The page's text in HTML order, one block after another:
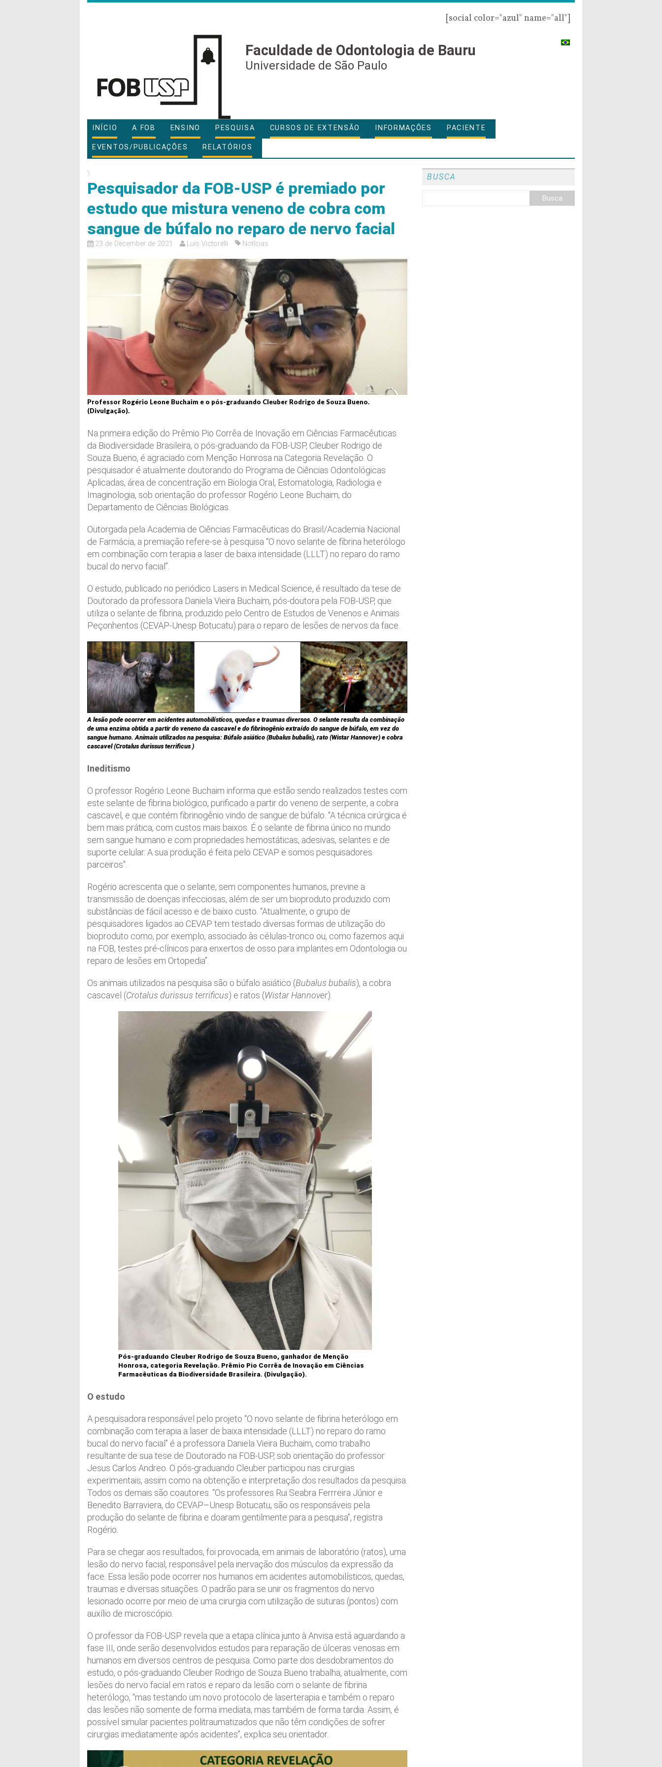
[social color="azul" name="all"]
Faculdade de Odontologia de Bauru
Universidade de São Paulo
INÍCIO A FOB ENSINO PESQUISA CURSOS DE EXTENSÃO INFORMAÇÕES PACIENTE
EVENTOS/PUBLICAÇÕES RELATÓRIOS
\
Pesquisador da FOB-USP é premiado por
estudo que mistura veneno de cobra com
sangue de búfalo no reparo de nervo facial
23 de December de 2021 Luís Victorelli Notícias
Professor Rogério Leone Buchaim e o pós-graduando Cleuber Rodrigo de Souza Bueno.
(Divulgação).
Na primeira edição do Prêmio Pio Corrêa de Inovação em Ciências Farmacêuticas
da Biodiversidade Brasileira, o pós-graduando da FOB-USP, Cleuber Rodrigo de
Souza Bueno, é agraciado com Menção Honrosa na Categoria Revelação. O
pesquisador é atualmente doutorando do Programa de Ciências Odontológicas
Aplicadas, área de concentração em Biologia Oral, Estomatologia, Radiologia e
Imaginologia, sob orientação do professor Rogério Leone Buchaim, do
Departamento de Ciências Biológicas.
Outorgada pela Academia de Ciências Farmacêuticas do Brasil/Academia Nacional
de Farmácia, a premiação refere-se à pesquisa “O novo selante de fibrina heterólogo
em combinação com terapia a laser de baixa intensidade (LLLT) no reparo do ramo
bucal do nervo facial”.
O estudo, publicado no periódico Lasers in Medical Science, é resultado da tese de
Doutorado da professora Daniela Vieira Buchaim, pós-doutora pela FOB-USP, que
utiliza o selante de fibrina, produzido pelo Centro de Estudos de Venenos e Animais
Peçonhentos (CEVAP-Unesp Botucatu) para o reparo de lesões de nervos da face.
A lesão pode ocorrer em acidentes automobilísticos, quedas e traumas diversos. O selante resulta da combinação
de uma enzima obtida a partir do veneno da cascavel e do fibrinogênio extraído do sangue de búfalo, em vez do
sangue humano. Animais utilizados na pesquisa: Búfalo asiático (Bubalus bubalis), rato (Wistar Hannover) e cobra
cascavel (Crotalus durissus terrificus )
Ineditismo
O professor Rogério Leone Buchaim informa que estão sendo realizados testes com
este selante de fibrina biológico, purificado a partir do veneno de serpente, a cobra
cascavel, e que contém fibrinogênio vindo de sangue de búfalo. “A técnica cirúrgica é
bem mais prática, com custos mais baixos. É o selante de fibrina único no mundo
sem sangue humano e com propriedades hemostáticas, adesivas, selantes e de
suporte celular. A sua produção é feita pelo CEVAP e somos pesquisadores
parceiros”.
Rogério acrescenta que o selante, sem componentes humanos, previne a
transmissão de doenças infecciosas, além de ser um bioproduto produzido com
substâncias de fácil acesso e de baixo custo. “Atualmente, o grupo de
pesquisadores ligados ao CEVAP tem testado diversas formas de utilização do
bioproduto como, por exemplo, associado às células-tronco ou, como fazemos aqui
na FOB, testes pré-clínicos para enxertos de osso para implantes em Odontologia ou
reparo de lesões em Ortopedia”.
Os animais utilizados na pesquisa são o búfalo asiático (Bubalus bubalis), a cobra
cascavel (Crotalus durissus terrificus) e ratos (Wistar Hannover).
Pós-graduando Cleuber Rodrigo de Souza Bueno, ganhador de Menção
Honrosa, categoria Revelação. Prêmio Pio Corrêa de Inovação em Ciências
Farmacêuticas da Biodiversidade Brasileira. (Divulgação).
O estudo
A pesquisadora responsável pelo projeto “O novo selante de fibrina heterólogo em
combinação com terapia a laser de baixa intensidade (LLLT) no reparo do ramo
bucal do nervo facial” é a professora Daniela Vieira Buchaim, como trabalho
resultante de sua tese de Doutorado na FOB-USP, sob orientação do professor
Jesus Carlos Andreo. O pós-graduando Cleuber participou nas cirurgias
experimentais, assim como na obtenção e interpretação dos resultados da pesquisa.
Todos os demais são coautores. “Os professores Rui Seabra Ferrreira Júnior e
Benedito Barraviera, do CEVAP–Unesp Botucatu, são os responsáveis pela
produção do selante de fibrina e doaram gentilmente para a pesquisa”, registra
Rogério.
Para se chegar aos resultados, foi provocada, em animais de laboratório (ratos), uma
lesão do nervo facial, responsável pela inervação dos músculos da expressão da
face. Essa lesão pode ocorrer nos humanos em acidentes automobilísticos, quedas,
traumas e diversas situações. O padrão para se unir os fragmentos do nervo
lesionado ocorre por meio de uma cirurgia com utilização de suturas (pontos) com
auxílio de microscópio.
O professor da FOB-USP revela que a etapa clínica junto à Anvisa está aguardando a
fase III, onde serão desenvolvidos estudos para reparação de úlceras venosas em
humanos em diversos centros de pesquisa. Como parte dos desdobramentos do
estudo, o pós-graduando Cleuber Rodrigo de Souza Bueno trabalha, atualmente, com
lesões do nervo facial em ratos e reparo da lesão com o selante de fibrina
heterólogo, “mas testando um novo protocolo de laserterapia e também o reparo
das lesões não somente de forma imediata, mas também de forma tardia. Assim, é
possível simular pacientes politraumatizados que não têm condições de sofrer
cirurgias imediatamente após acidentes”, explica seu orientador.
BUSCA